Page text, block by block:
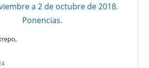
a 2 de octubre de 2018.
Ponencias.